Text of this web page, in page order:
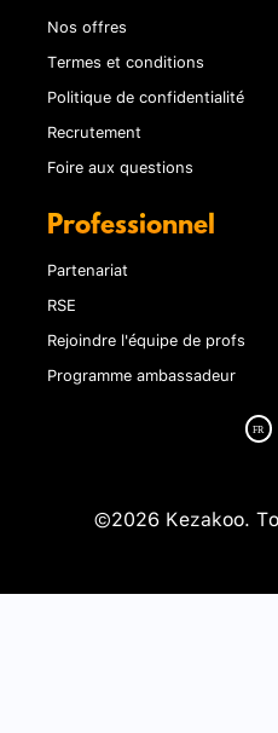
Nos offres
Termes et conditions
Politique de confidentialité
Recrutement
Foire aux questions
Professionnel
Partenariat
RSE
Rejoindre l'équipe de profs
Programme ambassadeur
©2026 Kezakoo.